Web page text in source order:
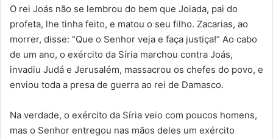
O rei Joás não se lembrou do bem que Joiada, pai do
profeta, lhe tinha feito, e matou o seu filho. Zacarias, ao
morrer, disse: “Que o Senhor veja e faça justiça!” Ao cabo
de um ano, o exército da Síria marchou contra Joás,
invadiu Judá e Jerusalém, massacrou os chefes do povo, e
enviou toda a presa de guerra ao rei de Damasco.
Na verdade, o exército da Síria veio com poucos homens,
mas o Senhor entregou nas mãos deles um exército